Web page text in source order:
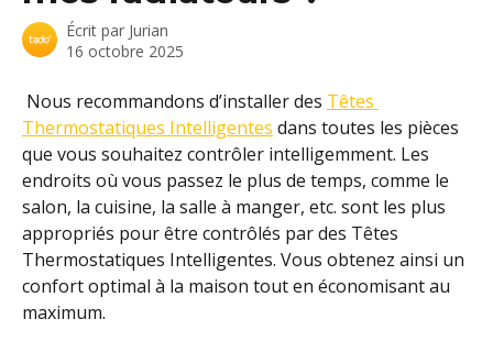
Écrit par Jurian
16 octobre 2025
Nous recommandons d’installer des Têtes
Thermostatiques Intelligentes dans toutes les pièces
que vous souhaitez contrôler intelligemment. Les
endroits où vous passez le plus de temps, comme le
salon, la cuisine, la salle à manger, etc. sont les plus
appropriés pour être contrôlés par des Têtes
Thermostatiques Intelligentes. Vous obtenez ainsi un
confort optimal à la maison tout en économisant au
maximum.